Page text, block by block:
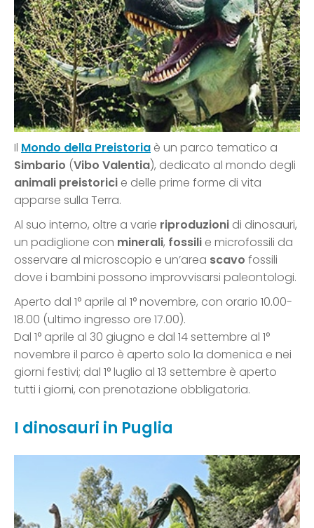
Il Mondo della Preistoria è un parco tematico a
Simbario (Vibo Valentia), dedicato al mondo degli
animali preistorici e delle prime forme di vita
apparse sulla Terra.
Al suo interno, oltre a varie riproduzioni di dinosauri,
un padiglione con minerali, fossili e microfossili da
osservare al microscopio e un’area scavo fossili
dove i bambini possono improvvisarsi paleontologi.
Aperto dal 1° aprile al 1° novembre, con orario 10.00-
18.00 (ultimo ingresso ore 17.00).
Dal 1° aprile al 30 giugno e dal 14 settembre al 1°
novembre il parco è aperto solo la domenica e nei
giorni festivi; dal 1° luglio al 13 settembre è aperto
tutti i giorni, con prenotazione obbligatoria.
I dinosauri in Puglia